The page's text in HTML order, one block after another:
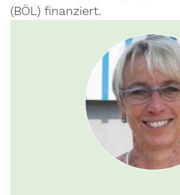
(BÖL) finanziert.